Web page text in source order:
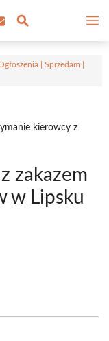
| Sprzedam |
kierowcy z
zakazem
w Lipsku